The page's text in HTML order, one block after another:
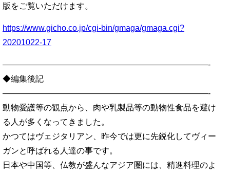
版をご覧いただけます。
https://www.gicho.co.jp/cgi-bin/gmaga/gmaga.cgi?
20201022-17
—————————————————————————-
◆編集後記
—————————————————————————-
動物愛護等の観点から、肉や乳製品等の動物性食品を避け
る人が多くなってきました。
かつてはヴェジタリアン、昨今では更に先鋭化してヴィー
ガンと呼ばれる人達の事です。
日本や中国等、仏教が盛んなアジア圏には、精進料理のよ